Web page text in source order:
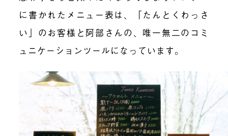
に書かれたメニュー表は、「たんとくわっさ
い」のお客様と阿部さんの、唯一無二のコミ
ュニケーションツールになっています。